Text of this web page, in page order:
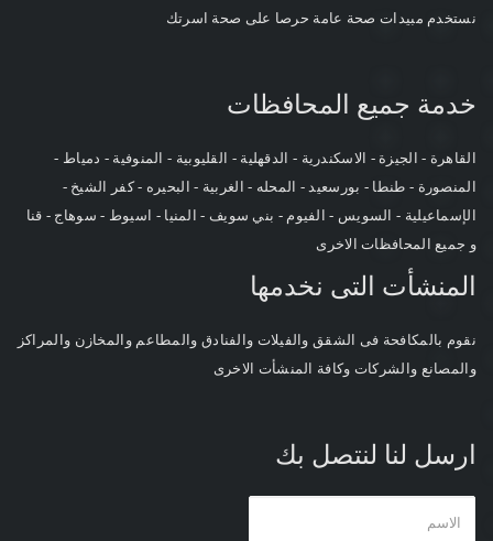
نستخدم مبيدات صحة عامة حرصا على صحة اسرتك
خدمة جميع المحافظات
القاهرة - الجيزة - الاسكندرية - الدقهلية - القليوبية - المنوفية - دمياط -
المنصورة - طنطا - بورسعيد - المحله - الغربية - البحيره - كفر الشيخ -
الإسماعيلية - السويس - الفيوم - بني سويف - المنيا - اسيوط - سوهاج - قنا
و جميع المحافظات الاخرى
المنشأت التى نخدمها
نقوم بالمكافحة فى الشقق والفيلات والفنادق والمطاعم والمخازن والمراكز
والمصانع والشركات وكافة المنشأت الاخرى
ارسل لنا لنتصل بك